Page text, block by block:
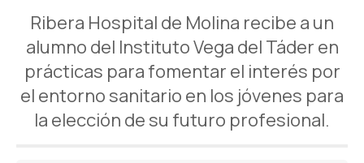
Ribera Hospital de Molina recibe a un
alumno del Instituto Vega del Táder en
prácticas para fomentar el interés por
el entorno sanitario en los jóvenes para
la elección de su futuro profesional.